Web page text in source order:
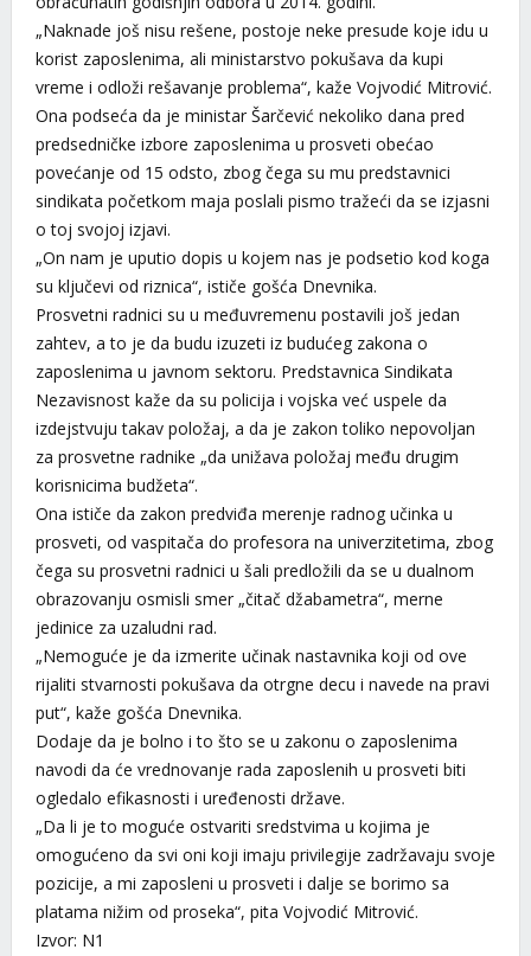
„Naknade još nisu rešene, postoje neke presude koje idu u
korist zaposlenima, ali ministarstvo pokušava da kupi
vreme i odloži rešavanje problema“, kaže Vojvodić Mitrović.
Ona podseća da je ministar Šarčević nekoliko dana pred
predsedničke izbore zaposlenima u prosveti obećao
povećanje od 15 odsto, zbog čega su mu predstavnici
sindikata početkom maja poslali pismo tražeći da se izjasni
o toj svojoj izjavi.
„On nam je uputio dopis u kojem nas je podsetio kod koga
su ključevi od riznica“, ističe gošća Dnevnika.
Prosvetni radnici su u međuvremenu postavili još jedan
zahtev, a to je da budu izuzeti iz budućeg zakona o
zaposlenima u javnom sektoru. Predstavnica Sindikata
Nezavisnost kaže da su policija i vojska već uspele da
izdejstvuju takav položaj, a da je zakon toliko nepovoljan
za prosvetne radnike „da unižava položaj među drugim
korisnicima budžeta“.
Ona ističe da zakon predviđa merenje radnog učinka u
prosveti, od vaspitača do profesora na univerzitetima, zbog
čega su prosvetni radnici u šali predložili da se u dualnom
obrazovanju osmisli smer „čitač džabametra“, merne
jedinice za uzaludni rad.
„Nemoguće je da izmerite učinak nastavnika koji od ove
rijaliti stvarnosti pokušava da otrgne decu i navede na pravi
put“, kaže gošća Dnevnika.
Dodaje da je bolno i to što se u zakonu o zaposlenima
navodi da će vrednovanje rada zaposlenih u prosveti biti
ogledalo efikasnosti i uređenosti države.
„Da li je to moguće ostvariti sredstvima u kojima je
omogućeno da svi oni koji imaju privilegije zadržavaju svoje
pozicije, a mi zaposleni u prosveti i dalje se borimo sa
platama nižim od proseka“, pita Vojvodić Mitrović.
Izvor: N1